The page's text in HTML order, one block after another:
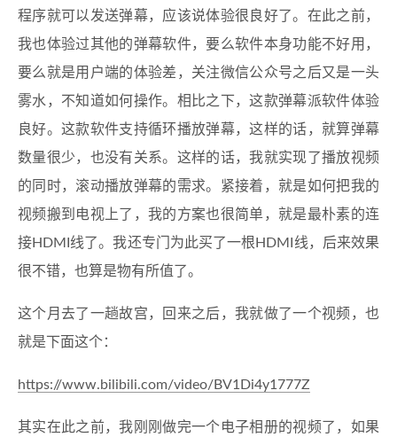
程序就可以发送弹幕，应该说体验很良好了。在此之前，
我也体验过其他的弹幕软件，要么软件本身功能不好用，
要么就是用户端的体验差，关注微信公众号之后又是一头
雾水，不知道如何操作。相比之下，这款弹幕派软件体验
良好。这款软件支持循环播放弹幕，这样的话，就算弹幕
数量很少，也没有关系。这样的话，我就实现了播放视频
的同时，滚动播放弹幕的需求。紧接着，就是如何把我的
视频搬到电视上了，我的方案也很简单，就是最朴素的连
接HDMI线了。我还专门为此买了一根HDMI线，后来效果
很不错，也算是物有所值了。
这个月去了一趟故宫，回来之后，我就做了一个视频，也
就是下面这个：
https://www.bilibili.com/video/BV1Di4y1777Z
其实在此之前，我刚刚做完一个电子相册的视频了，如果